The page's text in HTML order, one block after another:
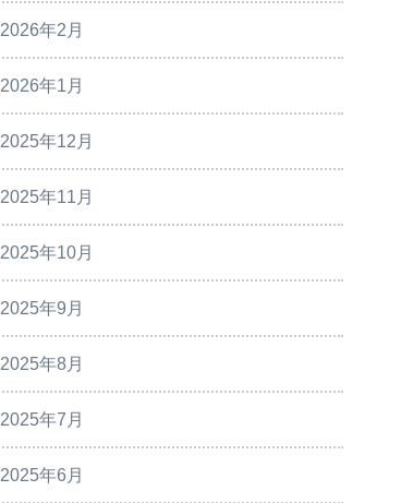
2026年2月
2026年1月
2025年12月
2025年11月
2025年10月
2025年9月
2025年8月
2025年7月
2025年6月